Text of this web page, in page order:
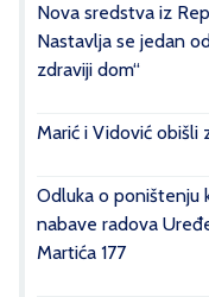
Nova sredstva iz
Nastavlja se jedan
zdraviji dom“
Marić i Vidović obišli
Odluka o poništenju
nabave radova
Martića 177